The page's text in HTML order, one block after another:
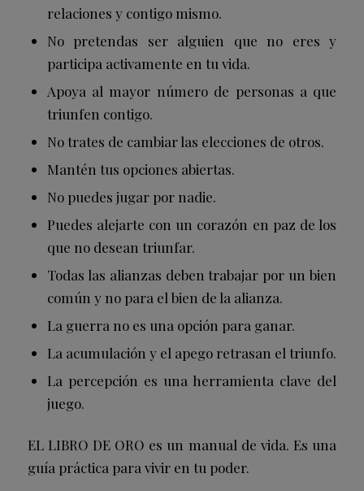
relaciones y contigo mismo.
No pretendas ser alguien que no eres y
participa activamente en tu vida.
Apoya al mayor número de personas a que
triunfen contigo.
No trates de cambiar las elecciones de otros.
Mantén tus opciones abiertas.
No puedes jugar por nadie.
Puedes alejarte con un corazón en paz de los
que no desean triunfar.
Todas las alianzas deben trabajar por un bien
común y no para el bien de la alianza.
La guerra no es una opción para ganar.
La acumulación y el apego retrasan el triunfo.
La percepción es una herramienta clave del
juego.
EL LIBRO DE ORO es un manual de vida. Es una
guía práctica para vivir en tu poder.